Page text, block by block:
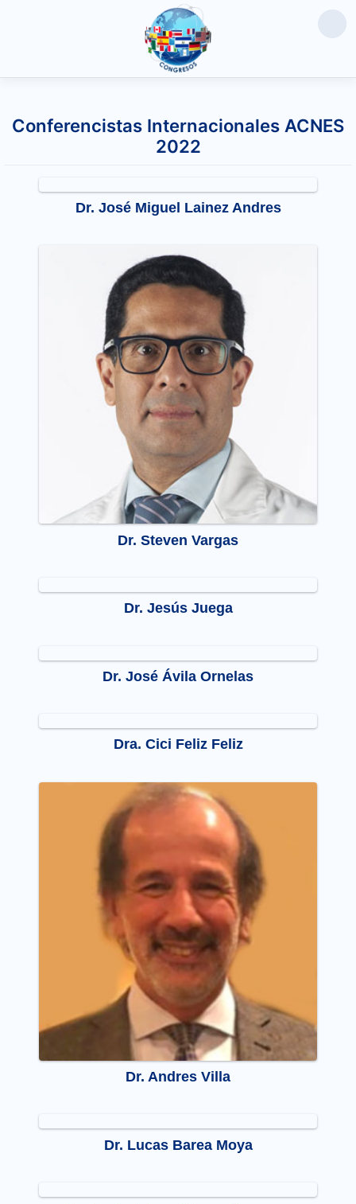
contenido
Conferencistas Internacionales ACNES
2022
Dr. José Miguel Lainez Andres
Dr. Steven Vargas
Dr. Jesús Juega
Dr. José Ávila Ornelas
Dra. Cici Feliz Feliz
Dr. Andres Villa
Dr. Lucas Barea Moya